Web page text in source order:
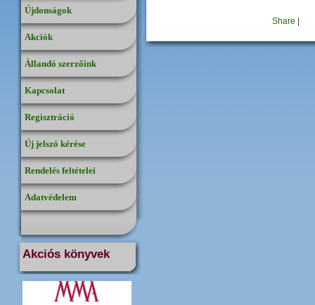
Újdonságok
Akciók
Állandó szerzőink
Kapcsolat
Regisztráció
Új jelszó kérése
Rendelés feltételei
Adatvédelem
Akciós könyvek
Share